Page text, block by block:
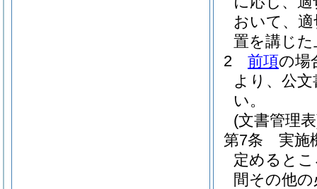
おいて、
置を講じ
2
前項の場
より、公
い。
(文書管理
第7条
実施
定めると
間その他